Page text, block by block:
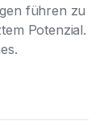
führen zu
Potenzial.